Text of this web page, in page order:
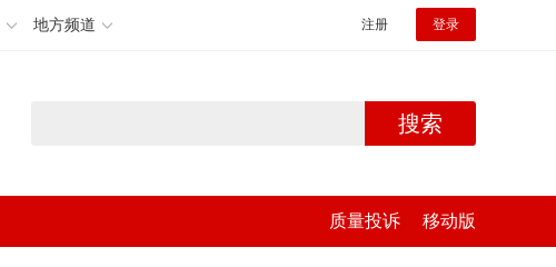
地方频道 注册 登录
搜索
质量投诉 移动版